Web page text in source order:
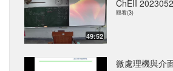
49:52
ChEII
觀看(3)
微處理機與介